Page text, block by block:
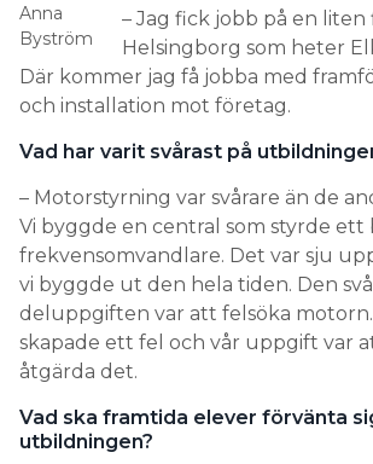
Anna
Byström
– Jag fick jobb på en liten
Helsingborg som heter
Där kommer jag få jobba med
och installation mot företag.
Vad har varit svårast på
– Motorstyrning var svårare än de
Vi byggde en central som styrde ett
frekvensomvandlare. Det var sju
vi byggde ut den hela tiden. Den
deluppgiften var att felsöka motorn.
skapade ett fel och vår uppgift var
åtgärda det.
Vad ska framtida elever förvänta
utbildningen?